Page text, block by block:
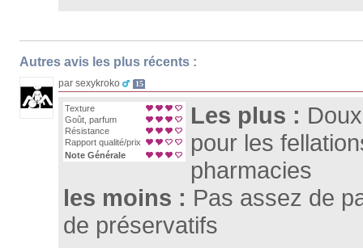
Autres avis les plus récents :
par sexykroko 15
Texture
Goût, parfum
Résistance
Rapport qualité/prix
Note Générale
Les plus :
pour les
pharmacies
les moins : Pas assez de
de préservatifs